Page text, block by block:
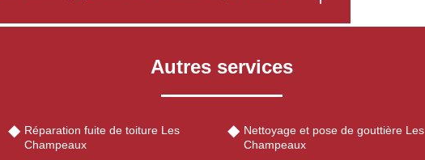
Autres services
Réparation fuite de toiture Les
Champeaux
Nettoyage et pose de gouttière Les
Champeaux